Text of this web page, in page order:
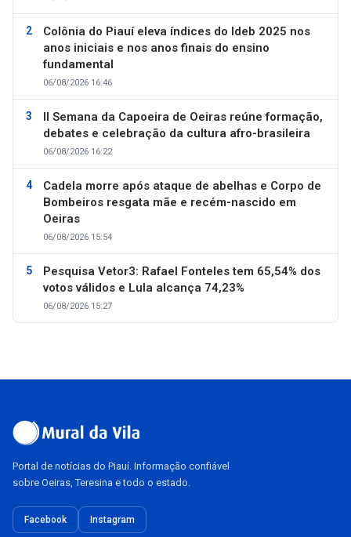
Colônia do Piauí eleva índices do Ideb 2025 nos
anos iniciais e nos anos finais do ensino
fundamental
06/08/2026 16:46
II Semana da Capoeira de Oeiras reúne formação,
debates e celebração da cultura afro-brasileira
06/08/2026 16:22
Cadela morre após ataque de abelhas e Corpo de
Bombeiros resgata mãe e recém-nascido em
Oeiras
06/08/2026 15:54
Pesquisa Vetor3: Rafael Fonteles tem 65,54% dos
votos válidos e Lula alcança 74,23%
06/08/2026 15:27
Portal de notícias do Piauí. Informação confiável
sobre Oeiras, Teresina e todo o estado.
Facebook Instagram